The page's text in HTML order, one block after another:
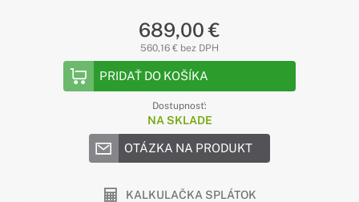
689,00 €
560,16 € bez DPH
PRIDAŤ DO KOŠÍKA
Dostupnosť:
NA SKLADE
OTÁZKA NA PRODUKT
KALKULAČKA SPLÁTOK